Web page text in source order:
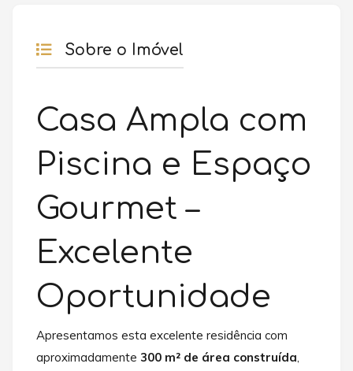
Sobre o Imóvel
Casa Ampla com
Piscina e Espaço
Gourmet –
Excelente
Oportunidade
Apresentamos esta excelente residência com
aproximadamente 300 m² de área construída,